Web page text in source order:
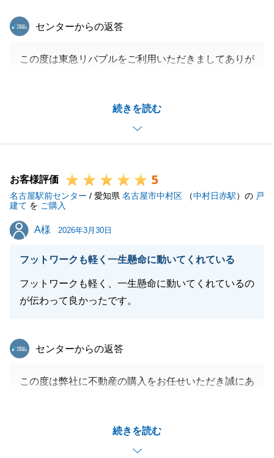
続きを読む
東急リバブル
センターからの返答
この度は東急リバブルをご利用いただきましてありが
伝いさせていただき、大変嬉しく思います。
お引渡しが完了し、一つの区切りとなりますが、これ
からが新しい生活のスタートかと存じます。
また税務関係の書類などでご不明な点が出てくること
もあるかと思います。
その際は、いつでもお気軽に弊社までお声がけくださ
い。
閉じる
お客様評価 5
名古屋駅前センター / 愛知県 名古屋市中村区 （中村日赤駅）の 戸
建て を ご購入
A様
A様 2026年3月30日
フットワークも軽く一生懸命に動いてくれている
フットワークも軽く、一生懸命に動いてくれているの
が伝わって良かったです。
続きを読む
東急リバブル
センターからの返答
この度は弊社に不動産の購入をお任せいただき誠にあ
が、身に余るお言葉をいただき、誠にありがとうござ